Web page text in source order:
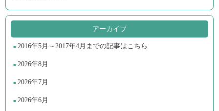
アーカイブ
2016年5月～2017年4月までの記事はこちら
2026年8月
2026年7月
2026年6月